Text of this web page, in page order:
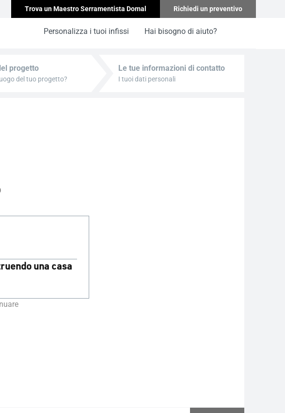
Trova un Maestro Serramentista Domal Richiedi un preventivo
Personalizza i tuoi infissi Hai bisogno di aiuto?
progetto Le tue informazioni di contatto
una casa